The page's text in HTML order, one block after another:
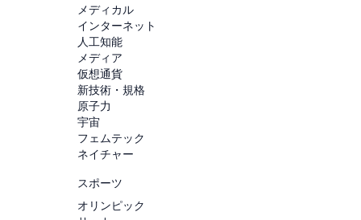
メディカル
インターネット
人工知能
メディア
仮想通貨
新技術・規格
原子力
宇宙
フェムテック
ネイチャー
スポーツ
オリンピック